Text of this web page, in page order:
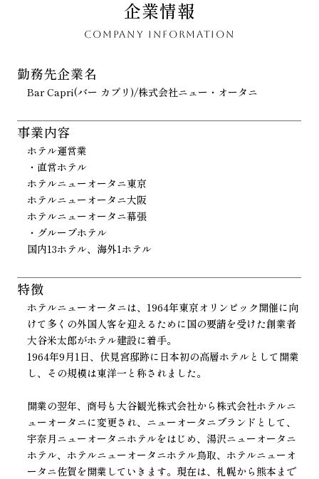
企業情報
COMPANY INFORMATION
勤務先企業名
Bar Capri(バー カプリ)/株式会社ニュー・オータニ
事業内容
ホテル運営業
・直営ホテル
ホテルニューオータニ東京
ホテルニューオータニ大阪
ホテルニューオータニ幕張
・グループホテル
国内13ホテル、海外1ホテル
特徴
ホテルニューオータニは、1964年東京オリンピック開催に向
けて多くの外国人客を迎えるために国の要請を受けた創業者
大谷米太郎がホテル建設に着手。
1964年9月1日、伏見宮邸跡に日本初の高層ホテルとして開業
し、その規模は東洋一と称されました。
開業の翌年、商号も大谷観光株式会社から株式会社ホテルニ
ューオータニに変更され、ニューオータニブランドとして、
宇奈月ニューオータニホテルをはじめ、湯沢ニューオータニ
ホテル、ホテルニューオータニホテル鳥取、ホテルニューオ
ータニ佐賀を開業していきます。現在は、札幌から熊本まで